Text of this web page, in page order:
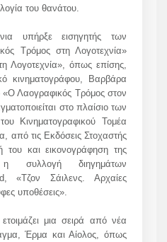
του θανάτου.
υπήρξε εισηγητής των
Τρόμος στη Λογοτεχνία»
Λογοτεχνία», όπως επίσης,
κινηματογράφου, Βαρβάρα
«Ο Λαογραφικός Τρόμος στον
στο πλαίσιο των
Κινηματογραφικού Τομέα
από τις Εκδόσεις Στοχαστής
του και εικονογράφηση της
η συλλογή διηγημάτων
, «Τζον Σάιλενς. Αρχαίες
υποθέσεις».
μια σειρά από νέα
Έρμα και Αίολος, όπως